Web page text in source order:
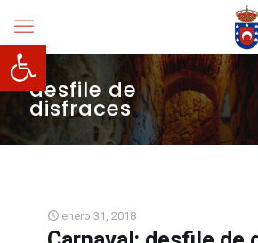
Abrir barra de herramientas
desfile de
disfraces
enero 31, 2018